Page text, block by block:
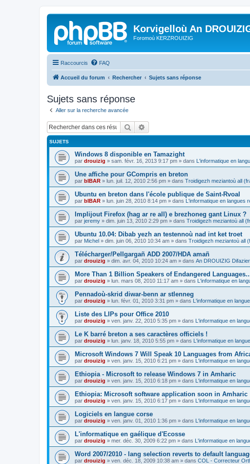
Korvigelloù An
Foromoù KERZROUIZIG
Raccourcis FAQ
Accueil du forum Rechercher Sujets sans réponse
Sujets sans réponse
Aller sur la recherche avancée
Rechercher
SUJETS
Windows 8 disponible en Tamazight
par drouizig » sam. févr. 16, 2013 9:17 pm » dans L'informatique en
Une affiche pour GCompris en breton
par bIBAR » lun. juil. 12, 2010 2:56 pm » dans Troidigezh meziantoù all
Ubuntu en breton dans l'école publique de Saint-Rvoal
par bIBAR » lun. juin 28, 2010 8:14 pm » dans L'informatique en langues
Implijout Firefox (hag ar re all) e brezhoneg gant Linux ?
par jeremy » dim. juin 13, 2010 2:29 pm » dans Troidigezh meziantoù all
Ubuntu 10.04: Dibab yezh an testennoù nad int ket troet
par Michel » dim. juin 06, 2010 10:34 am » dans Troidigezh meziantoù all
Télécharger/Pellgargañ ADD 2007/HDA amañ
par drouizig » dim. avr. 04, 2010 10:24 am » dans An DROUIZIG Difazier
More Than 1 Billion Speakers of Endangered
par drouizig » lun. mars 08, 2010 11:17 am » dans L'informatique en
Pennadoù-skrid diwar-benn ar stlenneg
par drouizig » lun. févr. 01, 2010 3:31 pm » dans L'informatique en
Liste des LIPs pour Office 2010
par drouizig » ven. janv. 22, 2010 5:35 pm » dans L'informatique en
Le K barré breton a ses caractères officiels !
par drouizig » lun. janv. 18, 2010 5:55 pm » dans L'informatique en
Microsoft Windows 7 Will Speak 10 Languages from
par drouizig » ven. janv. 15, 2010 6:21 pm » dans L'informatique en
Ethiopia - Microsoft to release Windows 7 in Amharic
par drouizig » ven. janv. 15, 2010 6:18 pm » dans L'informatique en
Ethiopia: Microsoft software application soon in Amharic
par drouizig » ven. janv. 15, 2010 6:17 pm » dans L'informatique en
Logiciels en langue corse
par drouizig » ven. janv. 01, 2010 1:36 pm » dans L'informatique en
L'informatique en gaélique d'Ecosse
par drouizig » mer. déc. 30, 2009 6:22 pm » dans L'informatique en
Word 2007/2010 - lang selection reverts to default
par drouizig » ven. déc. 18, 2009 10:38 am » dans COL - Correcteur